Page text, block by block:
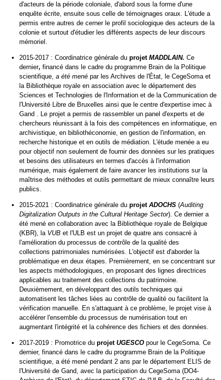
d'acteurs de la période coloniale, d'abord sous la forme d'une
enquête écrite, ensuite sous celle de témoignages oraux. L'étude a
permis entre autres de cerner le profil sociologique des acteurs de la
colonie et surtout d'étudier les différents aspects de leur discours
mémoriel.
2015-2017 : Coordinatrice générale du projet MADDLAIN. Ce
dernier, financé dans le cadre du programme Brain de la Politique
scientifique, a été menépar les Archives de l'État, le CegeSoma et
la Bibliothèque royale en association avec le département des
Sciences et Technologies de l'Information et de la Communication de
l'Université Libre de Bruxelles ainsi que le centre d'expertise imec à
Gand . Le projet a permis de rassembler un panel d'experts et de
chercheurs réunissant à la fois des compétences en informatique, en
archivistique, en bibliothéconomie, en gestion de l'information, en
recherche historique et en outils de médiation. L'étude menée a eu
pour objectif non seulement de fournir des données sur les pratiques
et besoins des utilisateurs en termes d'accès à l'information
numérique, mais également de faire avancer les institutions sur la
maîtrise des méthodes et outils permettant de mieux connaître leurs
publics.
2015-2021 : Coordinatrice générale du projet ADOCHS(Auditing
Digitalization Outputs in the Cultural Heritage Sector). Ce dernier a
été mené en collaboration avec la Bibliothèque royale de Belgique
(KBR), la VUBet l'ULB est un projet de quatre ans consacré à
l'amélioration du processus de contrôle de la qualité des
collections patrimoniales numérisées. L'objectif est d'aborder la
problématique en deux étapes. Premièrement, en se concentrant sur
les aspects méthodologiques, en proposant des lignes directrices
applicables au traitement des collections du patrimoine.
Deuxièmement, en développant des outils techniques qui
automatisent les tâches liées au contrôle de qualité ou facilitent la
vérification manuelle. En s'attaquant à ce problème, le projet vise à
accélérer l'ensemble du processus de numérisation tout en
augmentant l'intégrité et la cohérence des fichiers et des données.
2017-2019 : Promotrice du projet UGESCOpour le CegeSoma. Ce
dernier, financé dans le cadre du programme Brain de la Politique
scientifique, a été mené pendant 2 ans par le département ELIS de
l'Université de Gand, avec la participation du CegeSoma (DO4-